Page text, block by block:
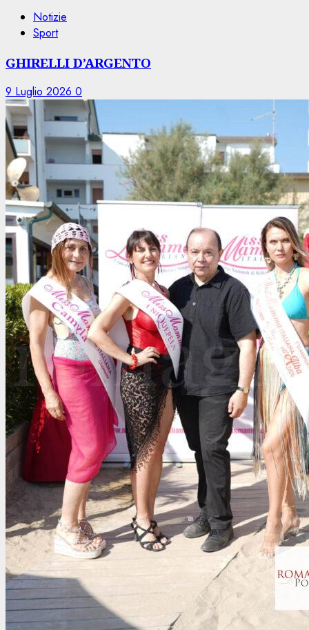
Notizie
Sport
GHIRELLI D’ARGENTO
9 Luglio 2026 0